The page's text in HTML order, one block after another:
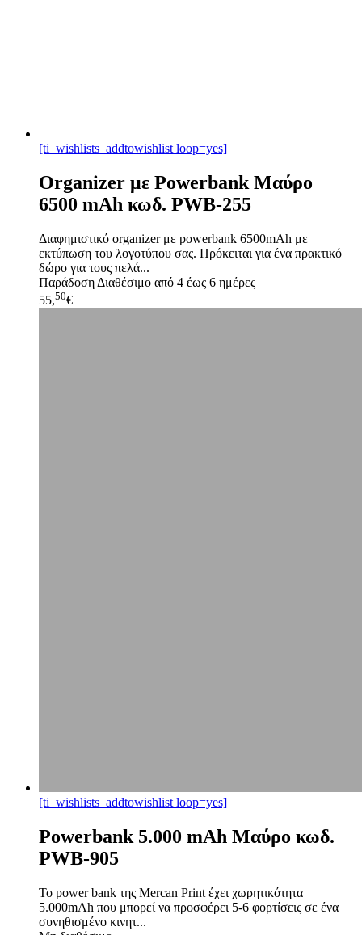
[ti_wishlists_addtowishlist loop=yes]
Organizer με Powerbank Μαύρο
6500 mAh κωδ. PWB-255
Διαφημιστικό organizer με powerbank 6500mAh με
εκτύπωση του λογοτύπου σας. Πρόκειται για ένα πρακτικό
δώρο για τους πελά...
Παράδοση Διαθέσιμο από 4 έως 6 ημέρες
55,50€
[ti_wishlists_addtowishlist loop=yes]
Powerbank 5.000 mAh Μαύρο κωδ.
PWB-905
Το power bank της Mercan Print έχει χωρητικότητα
5.000mAh που μπορεί να προσφέρει 5-6 φορτίσεις σε ένα
συνηθισμένο κινητ...